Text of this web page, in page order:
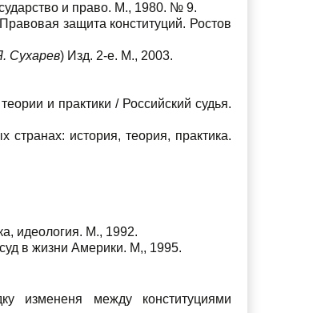
и право. М., 1980. № 9.
защита конституций. Ростов
Сухарев) Изд. 2-е. М., 2003.
и практики / Российский судья.
странах: история, теория, практика.
идеология. М., 1992.
в жизни Америки. М,, 1995.
измененя между конституциями